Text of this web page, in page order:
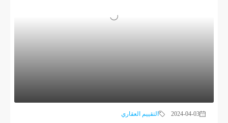
2024-04-03 التقييم العقاري